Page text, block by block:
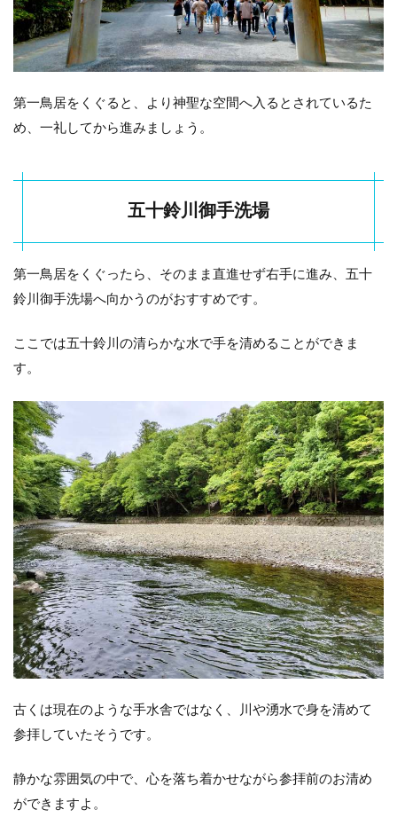
第一鳥居をくぐると、より神聖な空間へ入るとされているた
め、一礼してから進みましょう。
五十鈴川御手洗場
第一鳥居をくぐったら、そのまま直進せず右手に進み、五十
鈴川御手洗場へ向かうのがおすすめです。
ここでは五十鈴川の清らかな水で手を清めることができま
す。
古くは現在のような手水舎ではなく、川や湧水で身を清めて
参拝していたそうです。
静かな雰囲気の中で、心を落ち着かせながら参拝前のお清め
ができますよ。